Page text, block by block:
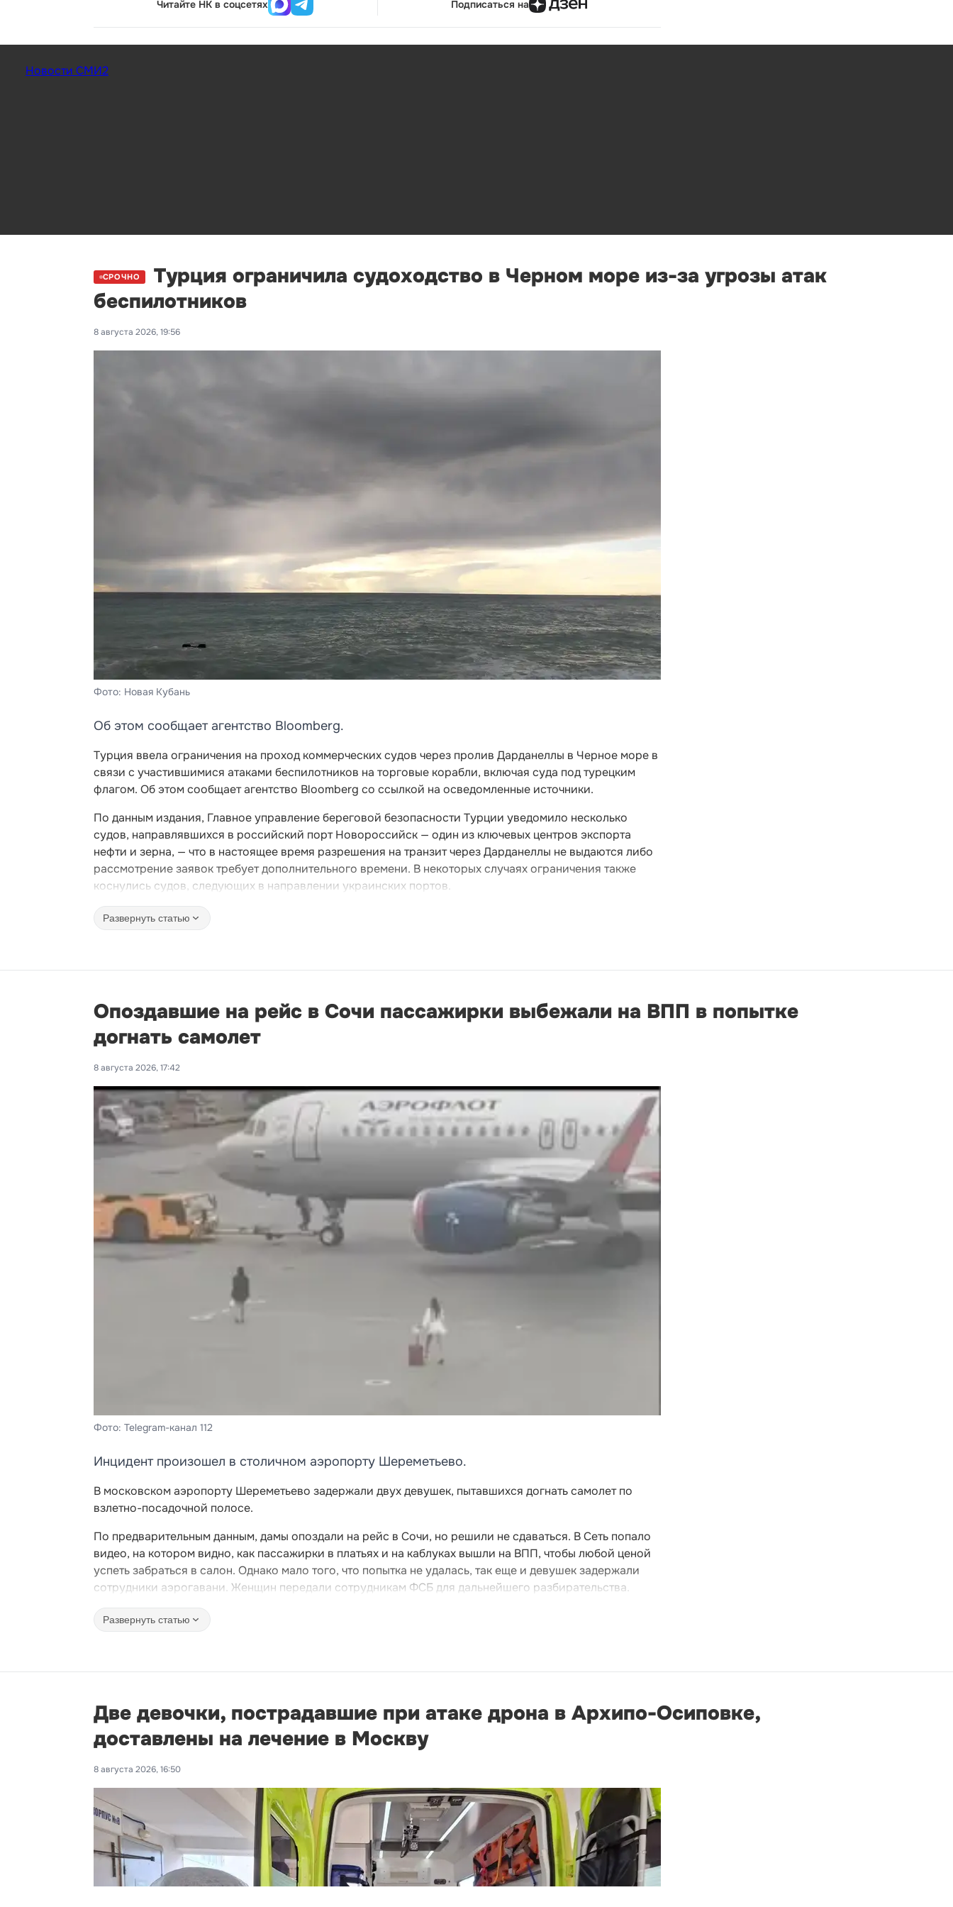
Читайте НК в соцсетях Подписаться на
Новости СМИ2
СРОЧНО
Турция ограничила судоходство в Черном море из-за угрозы атак
беспилотников
8 августа 2026, 19:56
Фото: Новая Кубань
Об этом сообщает агентство Bloomberg.
Турция ввела ограничения на проход коммерческих судов через пролив Дарданеллы в Черное море в
связи с участившимися атаками беспилотников на торговые корабли, включая суда под турецким
флагом. Об этом сообщает агентство Bloomberg со ссылкой на осведомленные источники.
По данным издания, Главное управление береговой безопасности Турции уведомило несколько
судов, направлявшихся в российский порт Новороссийск — один из ключевых центров экспорта
нефти и зерна, — что в настоящее время разрешения на транзит через Дарданеллы не выдаются либо
рассмотрение заявок требует дополнительного времени. В некоторых случаях ограничения также
коснулись судов, следующих в направлении украинских портов.
Развернуть статью
Опоздавшие на рейс в Сочи пассажирки выбежали на ВПП в попытке
догнать самолет
8 августа 2026, 17:42
Фото: Telegram-канал 112
Инцидент произошел в столичном аэропорту Шереметьево.
В московском аэропорту Шереметьево задержали двух девушек, пытавшихся догнать самолет по
взлетно-посадочной полосе.
По предварительным данным, дамы опоздали на рейс в Сочи, но решили не сдаваться. В Сеть попало
видео, на котором видно, как пассажирки в платьях и на каблуках вышли на ВПП, чтобы любой ценой
успеть забраться в салон. Однако мало того, что попытка не удалась, так еще и девушек задержали
сотрудники аэрогавани. Женщин передали сотрудникам ФСБ для дальнейшего разбирательства.
Развернуть статью
Две девочки, пострадавшие при атаке дрона в Архипо-Осиповке,
доставлены на лечение в Москву
8 августа 2026, 16:50